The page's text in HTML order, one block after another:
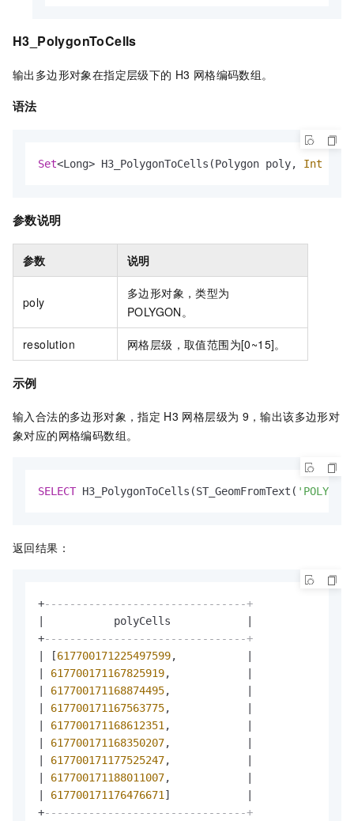
H3_PolygonToCells
输出多边形对象在指定层级下的 H3 网格编码数组。
语法
Set<Long> H3_PolygonToCells(Polygon poly, Int
参数说明
参数 说明
poly
多边形对象，类型为
POLYGON。
resolution 网格层级，取值范围为[0~15]。
示例
输入合法的多边形对象，指定 H3 网格层级为 9，输出该多边形对
象对应的网格编码数组。
SELECT H3_PolygonToCells(ST_GeomFromText(
返回结果：
+--------------------------------+
           polyCells
+--------------------------------+
[617700171225497599,
617700171167825919,
617700171168874495,
617700171167563775,
617700171168612351 ,
617700171168350207,
617700171177525247,
617700171188011007,
617700171176476671 ]
+--------------------------------+